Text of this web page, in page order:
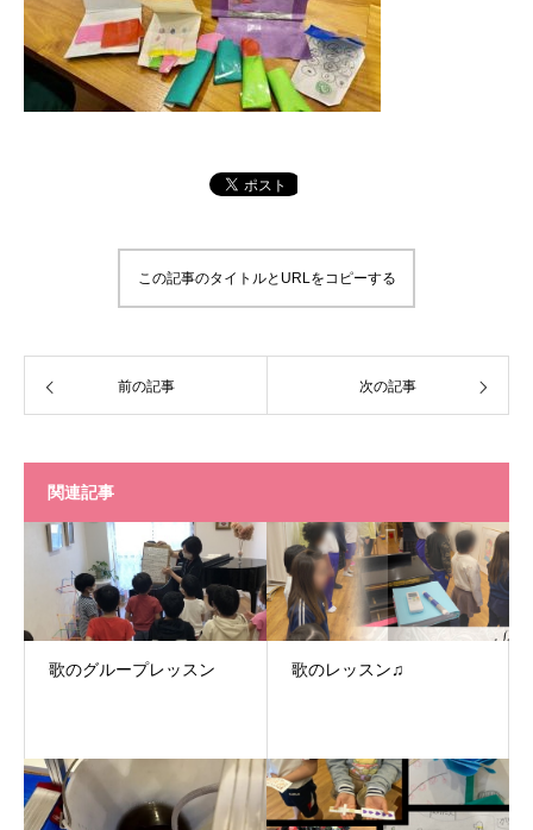
この記事のタイトルとURLをコピーする
前の記事 次の記事
関連記事
歌のグループレッスン 歌のレッスン♫